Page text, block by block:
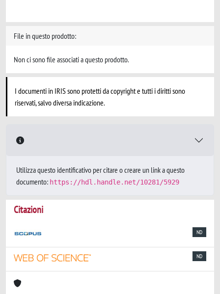
File in questo prodotto:
Non ci sono file associati a questo prodotto.
I documenti in IRIS sono protetti da copyright e tutti i diritti sono
riservati, salvo diversa indicazione.
Utilizza questo identificativo per citare o creare un link a questo
documento: https://hdl.handle.net/10281/5929
Citazioni
ND
ND